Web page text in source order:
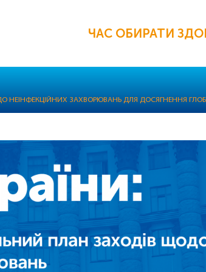
ЧАС ОБИРАТИ
НЕІНФЕКЦІЙНИХ ЗАХВОРЮВАНЬ ДЛЯ ДОСЯГНЕННЯ